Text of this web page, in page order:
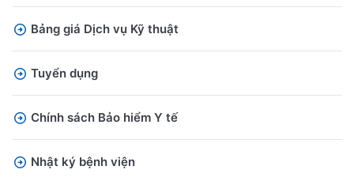
Bảng giá Dịch vụ Kỹ thuật
Tuyển dụng
Chính sách Bảo hiểm Y tế
Nhật ký bệnh viện